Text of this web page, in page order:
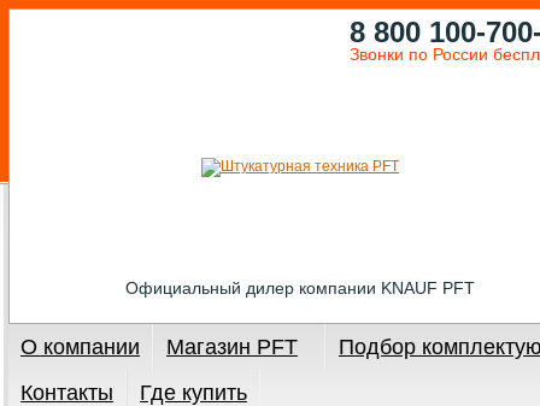
Официальный дилер компании KNAUF PFT
8 800 100-
Звонки по России
О компании Магазин PFT
Подбор
Контакты
Где купить